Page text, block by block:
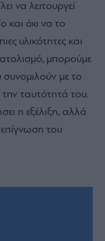
να λειτουργεί
και όχι να το
υλικότητες και
μπορούμε
συνομιλούν με το
ταυτότητά του.
η εξέλιξη, αλλά
επίγνωση του